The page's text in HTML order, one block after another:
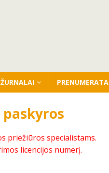
ŽURNALAI PRENUMERATA
priežiūros specialistams.
licencijos numerį.